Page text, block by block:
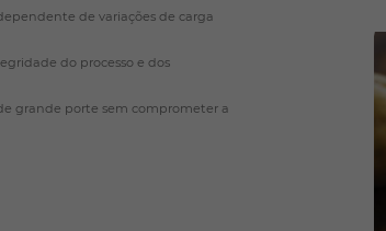
de variações de carga
do processo e dos
grande porte sem comprometer a